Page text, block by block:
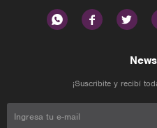
  
¡Suscribite y recibí